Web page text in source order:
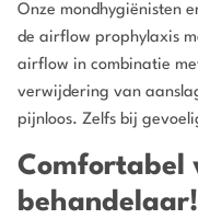
Onze mondhygiënisten
de airflow prophylaxis
airflow in combinatie
verwijdering van
pijnloos. Zelfs bij
Comfortabel
behandelaar!